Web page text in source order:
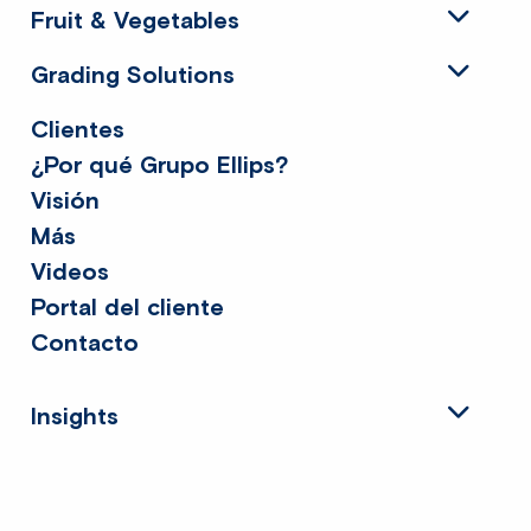
Clientes
¿Por qué Grupo Ellips?
Visión
Más
Videos
Portal del cliente
Contacto
Insights
Fruit & Vegetables
Grading Solutions